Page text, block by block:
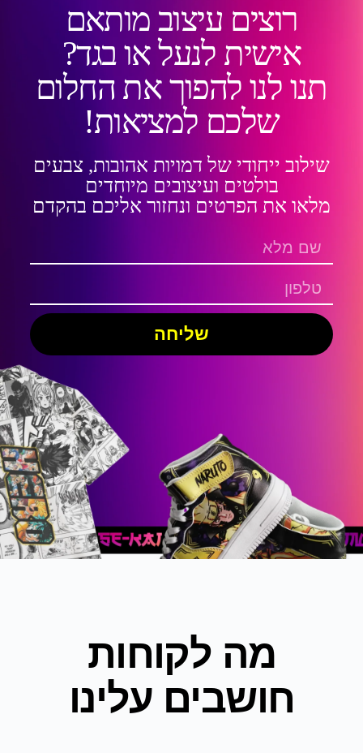
רוצים עיצוב מותאם
אישית לנעל או בגד?
תנו לנו להפוך את החלום
שלכם למציאות!
שילוב ייחודי של דמויות אהובות, צבעים
בולטים ועיצובים מיוחדים
מלאו את הפרטים ונחזור אליכם בהקדם
שליחה
מה לקוחות
חושבים עלינו